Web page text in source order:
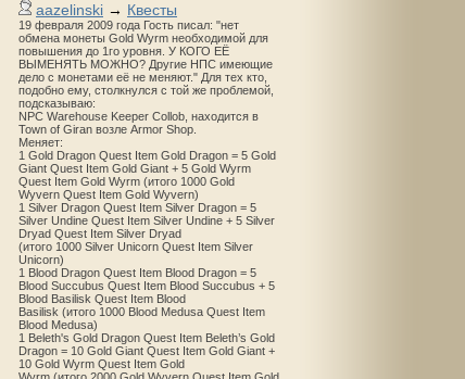
aazelinski → Квесты
19 февраля 2009 года Гость писал: "нет
обмена монеты Gold Wyrm необходимой для
повышения до 1го уровня. У КОГО ЕЁ
ВЫМЕНЯТЬ МОЖНО? Другие НПС имеющие
дело с монетами её не меняют." Для тех кто,
подобно ему, столкнулся с той же проблемой,
подсказываю:
NPC Warehouse Keeper Collob, находится в
Town of Giran возле Armor Shop.
Меняет:
1 Gold Dragon Quest Item Gold Dragon = 5 Gold
Giant Quest Item Gold Giant + 5 Gold Wyrm
Quest Item Gold Wyrm (итого 1000 Gold
Wyvern Quest Item Gold Wyvern)
1 Silver Dragon Quest Item Silver Dragon = 5
Silver Undine Quest Item Silver Undine + 5 Silver
Dryad Quest Item Silver Dryad
(итого 1000 Silver Unicorn Quest Item Silver
Unicorn)
1 Blood Dragon Quest Item Blood Dragon = 5
Blood Succubus Quest Item Blood Succubus + 5
Blood Basilisk Quest Item Blood
Basilisk (итого 1000 Blood Medusa Quest Item
Blood Medusa)
1 Beleth's Gold Dragon Quest Item Beleth’s Gold
Dragon = 10 Gold Giant Quest Item Gold Giant +
10 Gold Wyrm Quest Item Gold